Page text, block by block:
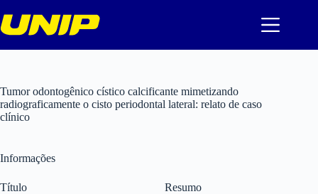
para
o
Tumor odontogênico cístico calcificante mimetizando
radiograficamente o cisto periodontal lateral: relato de caso
clínico
Informações
Título Resumo